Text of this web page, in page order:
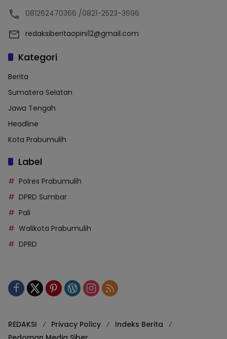
081262470366 /0821-2523-3696
redaksiberitaopini12@gmail.com
Kategori
Berita
Sumatera Selatan
Jawa Tengah
Headline
Kota Prabumulih
Label
Polres Prabumulih
DPRD Sumbar
Pali
Walikota Prabumulih
DPRD
REDAKSI Privacy Policy
Indeks Berita